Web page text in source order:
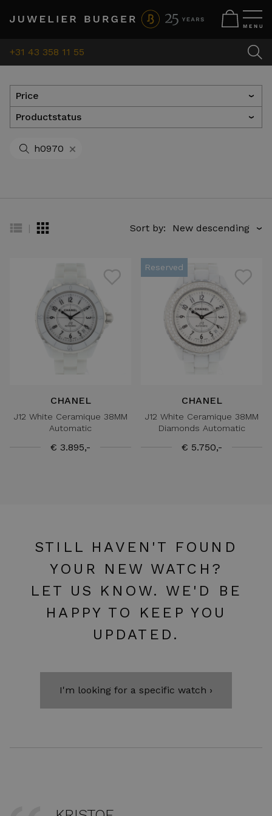
+31 43 358 11 55
Price ›
Productstatus ›
h0970 +
| Sort by: ›
CHANEL
J12 White Ceramique 38MM
Automatic
€ 3.895,-
Reserved
CHANEL
J12 White Ceramique 38MM
Diamonds Automatic
€ 5.750,-
STILL HAVEN'T FOUND
YOUR NEW WATCH?
LET US KNOW. WE'D BE
HAPPY TO KEEP YOU
UPDATED.
I'm looking for a specific watch ›